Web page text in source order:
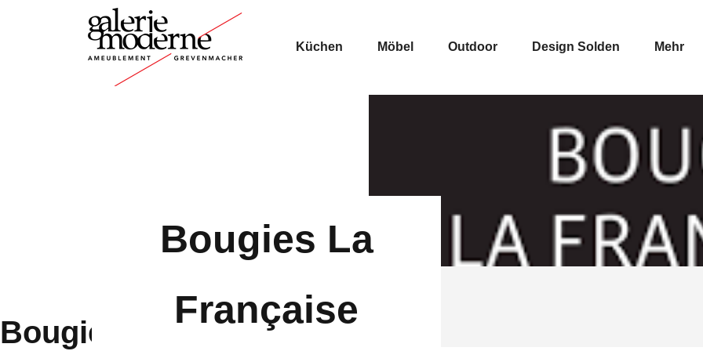
Küchen Möbel Outdoor Design Solden Mehr
Bougies La
Française
Bougies La Française